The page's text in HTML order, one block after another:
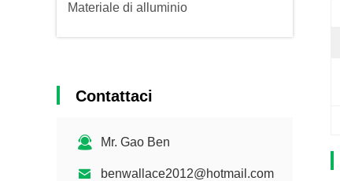
Materiale di alluminio
Contattaci
Mr. Gao Ben
benwallace2012@hotmail.com